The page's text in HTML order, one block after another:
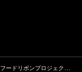
フードリボンプロジェクト3周年記念イベント